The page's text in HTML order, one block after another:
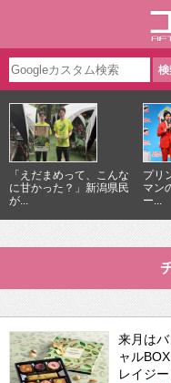
「えだまめって、こんな
に甘かった？」新潟県民
が...
プリ
マン
ー...
来月は
ャル
レイジ